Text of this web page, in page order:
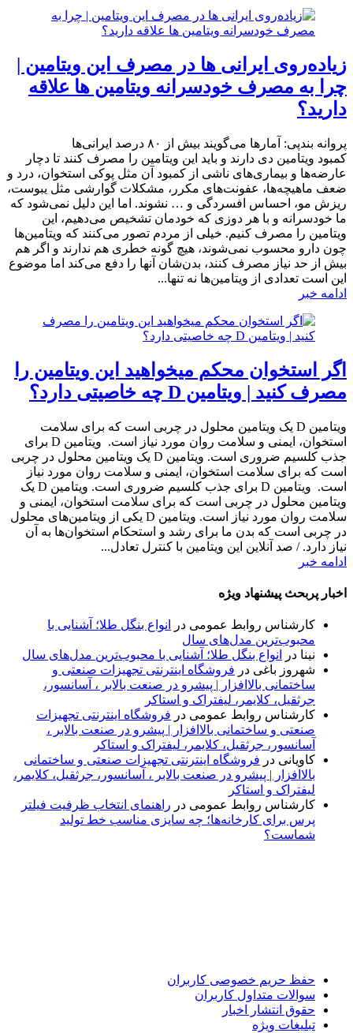
زیاده‌روی ایرانی‌ ها در مصرف این ویتامین |
چرا به مصرف خودسرانه ویتامین‌ ها علاقه
دارید؟
پروانه بندپی: آمارها می‌گویند بیش از ۸۰ درصد ایرانی‌ها
کمبود ویتامین دی دارند و باید این ویتامین را مصرف کنند تا دچار
عارضه‌ها و بیماری‌های ناشی از کمبود آن مثل پوکی استخوان، درد و
ضعف ماهیچه‌ها، عفونت‌های مکرر، مشکلات گوارشی مثل یبوست،
ریزش مو، احساس افسردگی و … نشوند. اما این دلیل نمی‌شود که
ما خودسرانه و با هر دوزی که خودمان تشخیص می‌دهیم، این
ویتامین را مصرف کنیم. خیلی از مردم تصور می‌کنند که ویتامین‌ها
چون دارو محسوب نمی‌شوند، هیچ گونه خطری هم ندارند و اگر هم
بیش از حد نیاز مصرف کنند، بدن‌شان آنها را دفع می‌کند اما موضوع
این است تعدادی از ویتامین‌ها نه تنها...
ادامه خبر
اگر استخوان محکم میخواهید این ویتامین را
مصرف کنید | ویتامین D چه خاصیتی دارد؟
ویتامین D یک ویتامین محلول در چربی است که برای سلامت
استخوان، ایمنی و سلامت روان مورد نیاز است. ویتامین D برای
جذب کلسیم ضروری است. ویتامین D یک ویتامین محلول در چربی
است که برای سلامت استخوان، ایمنی و سلامت روان مورد نیاز
است. ویتامین D برای جذب کلسیم ضروری است. ویتامین D یک
ویتامین محلول در چربی است که برای سلامت استخوان، ایمنی و
سلامت روان مورد نیاز است. ویتامین D یکی از ویتامین‌های محلول
در چربی است که بدن ما برای رشد و استحکام استخوان‌ها به آن
نیاز دارد. / صد آنلاین این ویتامین با کنترل تعادل...
ادامه خبر
اخبار پربحث پیشنهاد ویژه
کارشناس روابط عمومی در
انواع بنگل طلا؛ آشنایی با
محبوب‌ترین مدل‌های سال
نینا در
انواع بنگل طلا؛ آشنایی با محبوب‌ترین مدل‌های سال
شهروز باغی در فروشگاه اینترنتی تجهیزات صنعتی و
ساختمانی بالاافزار | پیشرو در صنعت بالابر ، آسانسور،
جرثقیل، کلایمر، لیفتراک و استاکر
کارشناس روابط عمومی در فروشگاه اینترنتی تجهیزات
صنعتی و ساختمانی بالاافزار | پیشرو در صنعت بالابر ،
آسانسور، جرثقیل، کلایمر، لیفتراک و استاکر
کاویانی در فروشگاه اینترنتی تجهیزات صنعتی و ساختمانی
بالاافزار | پیشرو در صنعت بالابر ، آسانسور، جرثقیل، کلایمر،
لیفتراک و استاکر
کارشناس روابط عمومی در راهنمای انتخاب ظرفیت فیلتر
پرس برای کارخانه‌ها؛ چه سایزی مناسب خط تولید
شماست؟
حفظ حریم خصوصی کاربران
سوالات متداول کاربران
حقوق انتشار اخبار
تبلیغات ویژه